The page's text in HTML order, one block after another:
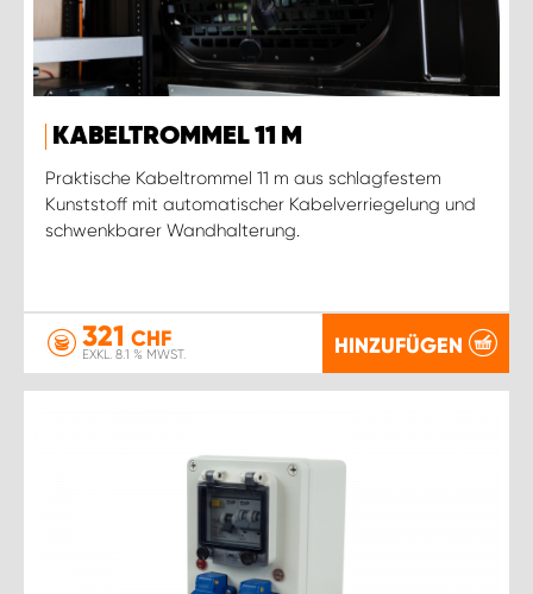
KABELTROMMEL 11 M
Praktische Kabeltrommel 11 m aus schlagfestem
Kunststoff mit automatischer Kabelverriegelung und
schwenkbarer Wandhalterung.
321 CHF
EXKL. 8.1 % MWST. HINZUFÜGEN